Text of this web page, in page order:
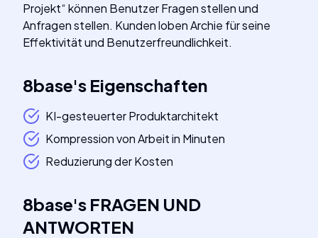
Projekt“ können Benutzer Fragen stellen und
Anfragen stellen. Kunden loben Archie für seine
Effektivität und Benutzerfreundlichkeit.
8base's Eigenschaften
KI-gesteuerter Produktarchitekt
Kompression von Arbeit in Minuten
Reduzierung der Kosten
8base's FRAGEN UND
ANTWORTEN